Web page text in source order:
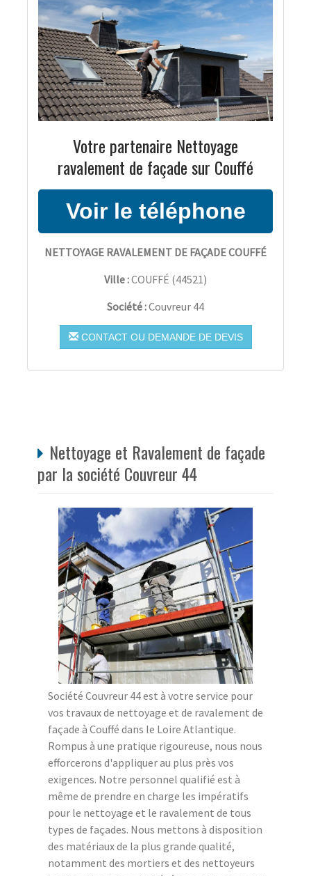
Votre partenaire Nettoyage
ravalement de façade sur Couffé
NETTOYAGE RAVALEMENT DE FAÇADE COUFFÉ
Ville :COUFFÉ (44521)
Société :Couvreur 44
CONTACT OU DEMANDE DE DEVIS
Nettoyage et Ravalement de façade
par la société Couvreur 44
Société Couvreur 44 est à votre service pour
vos travaux de nettoyage et de ravalement de
façade à Couffé dans le Loire Atlantique.
Rompus à une pratique rigoureuse, nous nous
efforcerons d'appliquer au plus près vos
exigences. Notre personnel qualifié est à
même de prendre en charge les impératifs
pour le nettoyage et le ravalement de tous
types de façades. Nous mettons à disposition
des matériaux de la plus grande qualité,
notamment des mortiers et des nettoyeurs